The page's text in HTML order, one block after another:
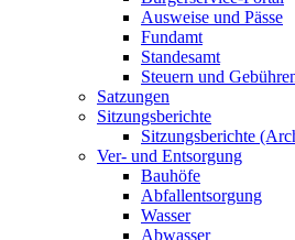
Ausweise und Pässe
Fundamt
Standesamt
Steuern und
Satzungen
Sitzungsberichte
Sitzungsberichte
Ver- und Entsorgung
Bauhöfe
Abfallentsorgung
Wasser
Abwasser